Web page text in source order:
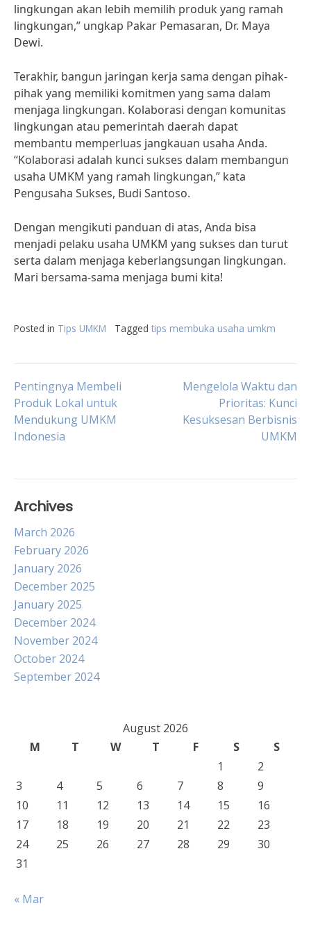
lingkungan akan lebih memilih produk yang ramah
lingkungan,” ungkap Pakar Pemasaran, Dr. Maya
Dewi.
Terakhir, bangun jaringan kerja sama dengan pihak-
pihak yang memiliki komitmen yang sama dalam
menjaga lingkungan. Kolaborasi dengan komunitas
lingkungan atau pemerintah daerah dapat
membantu memperluas jangkauan usaha Anda.
“Kolaborasi adalah kunci sukses dalam membangun
usaha UMKM yang ramah lingkungan,” kata
Pengusaha Sukses, Budi Santoso.
Dengan mengikuti panduan di atas, Anda bisa
menjadi pelaku usaha UMKM yang sukses dan turut
serta dalam menjaga keberlangsungan lingkungan.
Mari bersama-sama menjaga bumi kita!
Posted in Tips UMKM Tagged tips membuka usaha umkm
Post
navigation
Pentingnya Membeli
Produk Lokal untuk
Mendukung UMKM
Indonesia
Mengelola Waktu dan
Prioritas: Kunci
Kesuksesan Berbisnis
UMKM
Archives
March 2026
February 2026
January 2026
December 2025
January 2025
December 2024
November 2024
October 2024
September 2024
August 2026
M
T W T F S
S
1
2
3
4 5 6 7 8
9
10
11 12 13 14 15
16
17
18 19 20 21 22
23
24
25 26 27 28 29
30
31
« Mar